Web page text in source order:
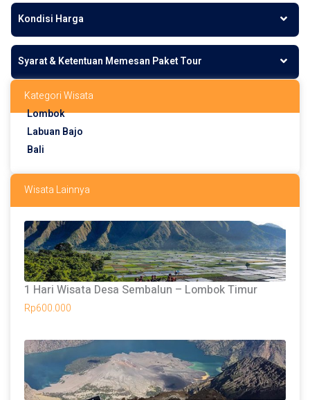
Kondisi Harga
Syarat & Ketentuan Memesan Paket Tour
Kategori Wisata
Lombok
Labuan Bajo
Bali
Wisata Lainnya
1 Hari Wisata Desa Sembalun – Lombok Timur
Rp600.000